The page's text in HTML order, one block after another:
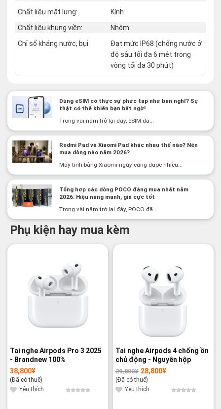
Chất liệu mặt lưng:
Kính
Chất liệu khung viền:
Nhôm
Chỉ số kháng nước, bụi:
Đạt mức IP68 (chống nước ở
độ sâu tối đa 6 mét trong
vòng tối đa 30 phút)
Dùng eSIM có thực sự phức tạp như bạn nghĩ? Sự
thật có thể khiến bạn bất ngờ!
Trong vài năm trở lại đây, eSIM đã...
Redmi Pad và Xiaomi Pad khác nhau thế nào? Nên
mua dòng nào năm 2026?
Máy tính bảng Xiaomi ngày càng được nhiều...
Tổng hợp các dòng POCO đáng mua nhất năm
2026: Hiệu năng mạnh, giá cực tốt
Trong vài năm trở lại đây, POCO đã...
Phụ kiện hay mua kèm
Tai nghe Airpods Pro 3 2025
- Brandnew 100%
38,800¥
(Đã có thuế)
Yêu thích
Tai nghe Airpods 4 chống ồn
chủ động - Nguyên hộp
29,800¥
Giá
gốc
là:
29,800¥.
28,800¥
Giá
hiện
tại
là:
28,800¥.
(Đã có thuế)
Yêu thích